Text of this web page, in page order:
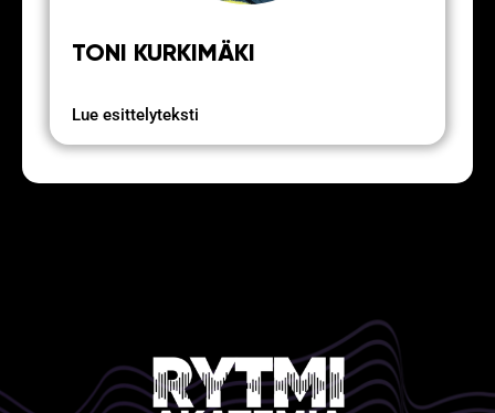
TONI KURKIMÄKI
Lue esittelyteksti